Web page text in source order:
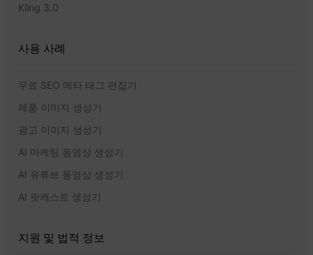
Kling 3.0
사용 사례
무료 SEO 메타 태그 편집기
제품 이미지 생성기
광고 이미지 생성기
AI 마케팅 동영상 생성기
AI 유튜브 동영상 생성기
AI 팟캐스트 생성기
지원 및 법적 정보